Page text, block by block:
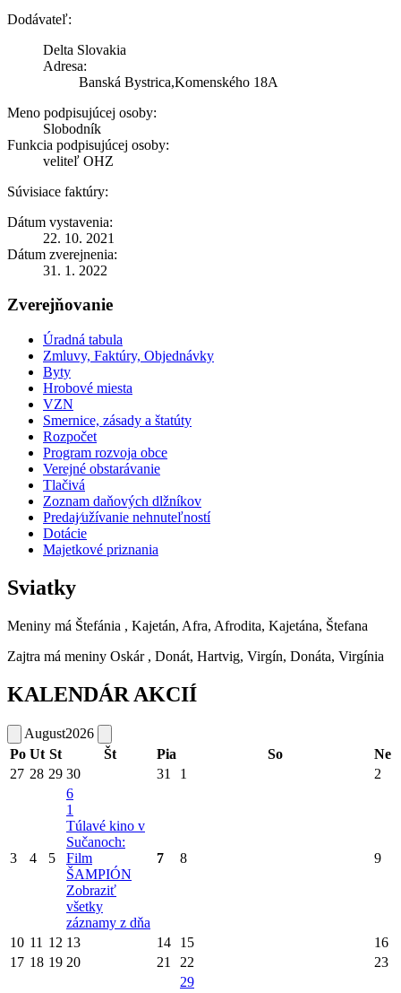
Dodávateľ:
Delta Slovakia
Adresa:
Banská Bystrica,Komenského 18A
Meno podpisujúcej osoby:
Slobodník
Funkcia podpisujúcej osoby:
veliteľ OHZ
Súvisiace faktúry:
Dátum vystavenia:
22. 10. 2021
Dátum zverejnenia:
31. 1. 2022
Zverejňovanie
Úradná tabula
Zmluvy, Faktúry, Objednávky
Byty
Hrobové miesta
VZN
Smernice, zásady a štatúty
Rozpočet
Program rozvoja obce
Verejné obstarávanie
Tlačivá
Zoznam daňových dlžníkov
Predaj⁄užívanie nehnuteľností
Dotácie
Majetkové priznania
Sviatky
Meniny má Štefánia , Kajetán, Afra, Afrodita, Kajetána, Štefana
Zajtra má meniny Oskár , Donát, Hartvig, Virgín, Donáta, Virgínia
KALENDÁR AKCIÍ
August2026
Po Ut St Št Pia So
Ne
27 28 29 30 31 1 2
3 4 5
6
1
Túlavé kino v
Sučanoch:
Film
ŠAMPIÓN
Zobraziť
všetky
záznamy z dňa
7 8 9
10 11 12 13 14 15
16
17 18 19 20 21 22
23
29